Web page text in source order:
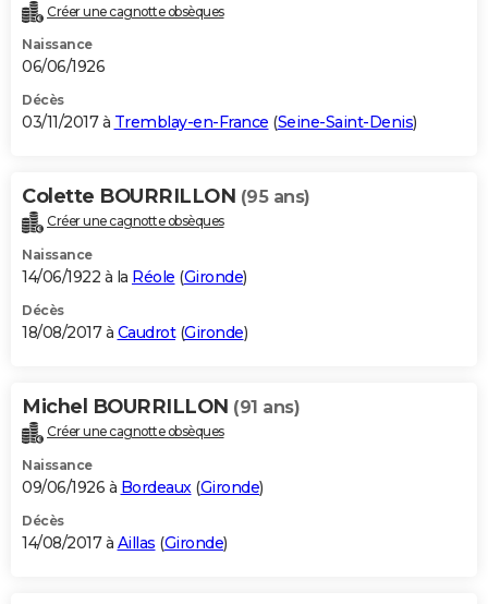
Créer une cagnotte obsèques
Naissance
06/06/1926
Décès
03/11/2017 à Tremblay-en-France (Seine-Saint-Denis)
Colette BOURRILLON (95 ans)
Créer une cagnotte obsèques
Naissance
14/06/1922 à la Réole (Gironde)
Décès
18/08/2017 à Caudrot(Gironde)
Michel BOURRILLON (91 ans)
Créer une cagnotte obsèques
Naissance
09/06/1926 à Bordeaux(Gironde)
Décès
14/08/2017 à Aillas (Gironde)